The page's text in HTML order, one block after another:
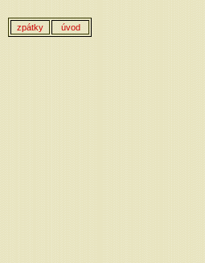
zpátky úvod